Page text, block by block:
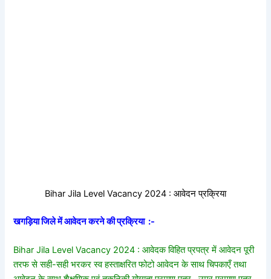
Bihar Jila Level Vacancy 2024 : आवेदन प्रक्रिया
खगड़िया जिले में आवेदन करने की प्रक्रिया :-
Bihar Jila Level Vacancy 2024 : आवेदक विहित प्रपत्र में आवेदन पूरी
तरफ से सही-सही भरकर स्व हस्ताक्षरित फोटो आवेदन के साथ चिपकाएँ तथा